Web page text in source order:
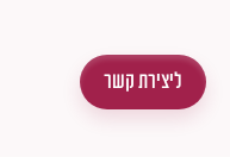
ליצירת קשר